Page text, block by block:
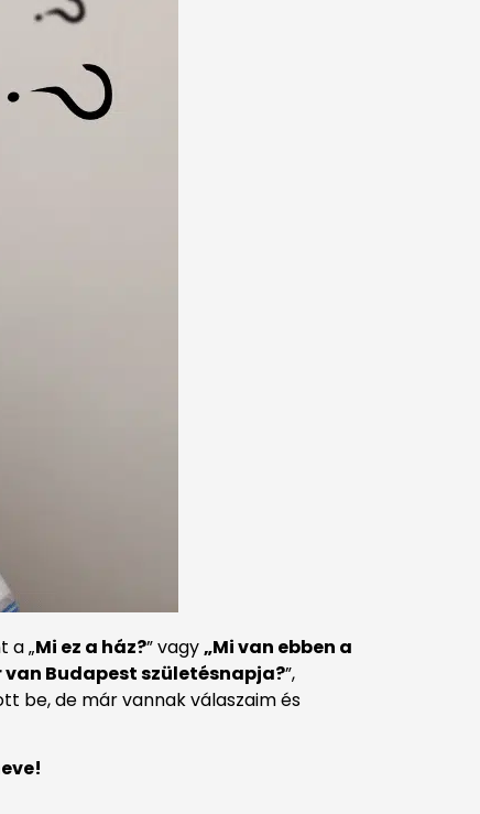
a „Mi ez a ház?” vagy„Mi van ebben a
van Budapest születésnapja?”,
be, de már vannak válaszaim és